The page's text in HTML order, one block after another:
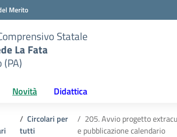
Merito
Statale
La Fata
Novità Didattica
Circolari per
tutti
205. Avvio progetto
e pubblicazione calendario